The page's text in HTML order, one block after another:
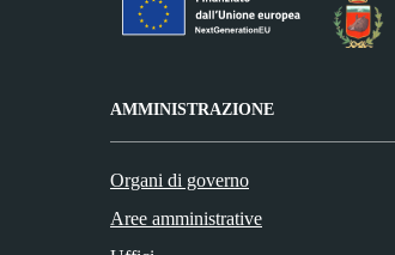
AMMINISTRAZIONE
Organi di governo
Aree amministrative